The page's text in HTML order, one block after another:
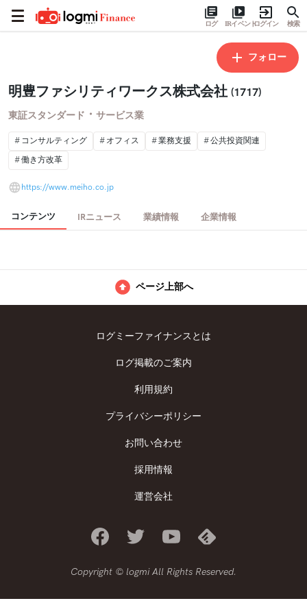
ログ IRイベントログイン 検索
フォロー
明豊ファシリティワークス株式会社 (1717)
東証スタンダード ・ サービス業
コンサルティング オフィス 業務支援
公共投資関連
働き方改革
https://www.meiho.co.jp
コンテンツ IRニュース 業績情報 企業情報
ページ上部へ
ログミーファイナンスとは
ログ掲載のご案内
利用規約
プライバシーポリシー
お問い合わせ
採用情報
運営会社
Copyright © logmi All Rights Reserved.